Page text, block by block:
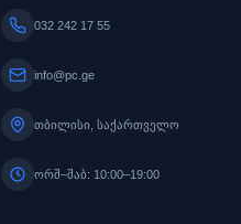
032 242 17 55
info@pc.ge
თბილისი, საქართველო
ორშ–შაბ: 10:00–19:00